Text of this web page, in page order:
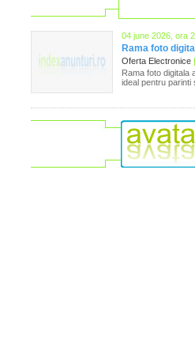
04 june 2026, ora
Rama foto
Oferta Electronice |
Rama foto digitala
ideal pentru parinti